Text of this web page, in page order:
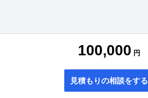
100,000 円
見積もりの相談をする